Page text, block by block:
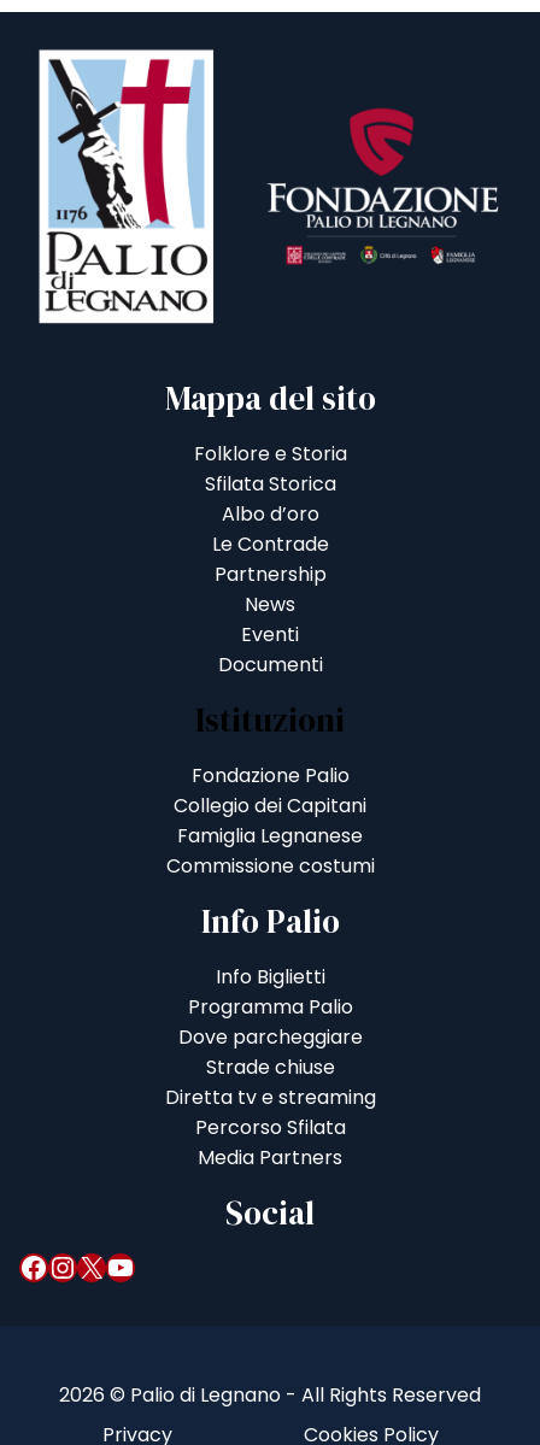
Mappa del sito
Folklore e Storia
Sfilata Storica
Albo d’oro
Le Contrade
Partnership
News
Eventi
Documenti
Istituzioni
Fondazione Palio
Collegio dei Capitani
Famiglia Legnanese
Commissione costumi
Info Palio
Info Biglietti
Programma Palio
Dove parcheggiare
Strade chiuse
Diretta tv e streaming
Percorso Sfilata
Media Partners
Social
Facebook InstagramX YouTube
2026 © Palio di Legnano - All Rights Reserved
Privacy
Cookies Policy